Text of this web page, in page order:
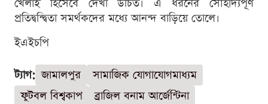
খেলাই হিসেবে দেখা উচিত। এ ধরনের সৌহার্দ্যপূর্ণ
প্রতিদ্বন্দ্বিতা সমর্থকদের মধ্যে আনন্দ বাড়িয়ে তোলে।
ইএইচপি
ট্যাগ: জামালপুর
সামাজিক যোগাযোগমাধ্যম
ফুটবল বিশ্বকাপ
ব্রাজিল বনাম আর্জেন্টিনা